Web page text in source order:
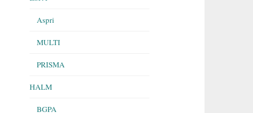
Aspri
MULTI
PRISMA
HALM
BGPA